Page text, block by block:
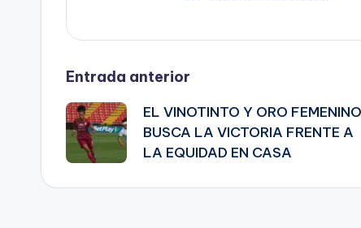
Navegación
de
entradas
Entrada anterior
EL VINOTINTO Y ORO FEMENINO
BUSCA LA VICTORIA FRENTE A
LA EQUIDAD EN CASA